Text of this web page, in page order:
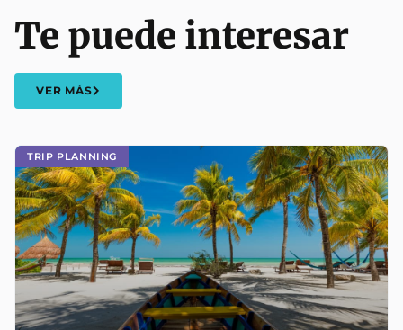
TRIP PLANNING
Te puede interesar
VER MÁS